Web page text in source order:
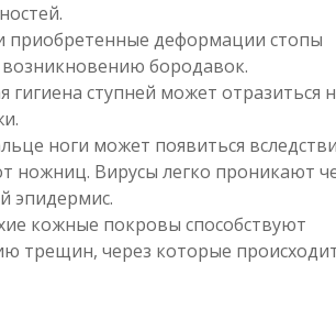
приобретенные деформации стопы
возникновению бородавок.
гигиена ступней может отразиться
ноги может появиться
ножниц. Вирусы легко проникают
эпидермис.
кожные покровы способствуют
трещин, через которые